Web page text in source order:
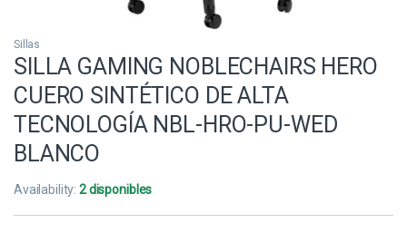
Sillas
SILLA GAMING NOBLECHAIRS HERO
CUERO SINTÉTICO DE ALTA
TECNOLOGÍA NBL-HRO-PU-WED
BLANCO
Availability:2 disponibles